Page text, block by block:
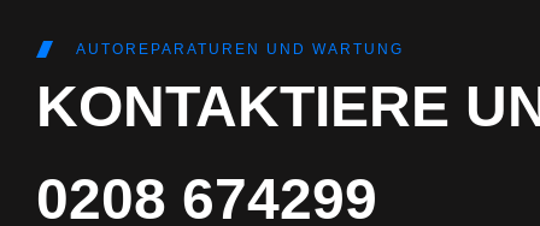
AUTOREPARATUREN UND WARTUNG
KONTAKTIERE
0208 674299